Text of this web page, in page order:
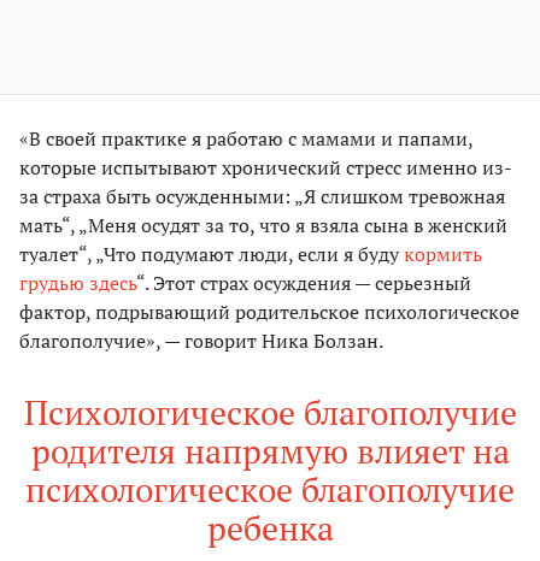
«В своей практике я работаю с мамами и папами,
которые испытывают хронический стресс именно из-
за страха быть осужденными: „Я слишком тревожная
мать“, „Меня осудят за то, что я взяла сына в женский
туалет“, „Что подумают люди, если я будукормить
грудью здесь“. Этот страх осуждения — серьезный
фактор, подрывающий родительское психологическое
благополучие», — говорит Ника Болзан.
Психологическое благополучие
родителя напрямую влияет на
психологическое благополучие
ребенка